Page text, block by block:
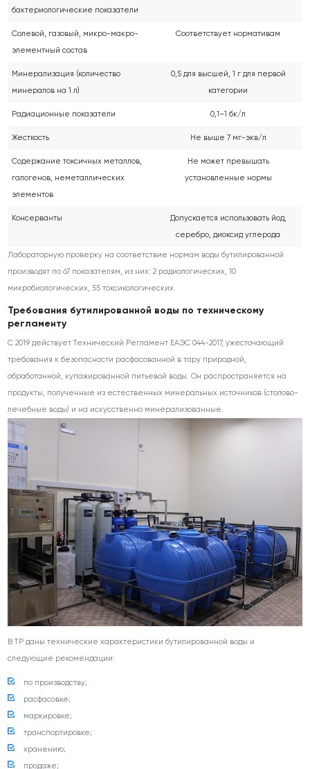
бактериологические показатели
Солевой, газовый, микро-макро-
элементный состав
Соответствует нормативам
Минерализация (количество
минералов на 1 л)
0,5 для высшей, 1 г для первой
категории
Радиационные показатели 0,1–1 бк/л
Жесткость Не выше 7 мг-экв/л
Содержание токсичных металлов,
галогенов, неметаллических
элементов
Не может превышать
установленные нормы
Консерванты
Допускается использовать йод,
серебро, диоксид углерода
Лабораторную проверку на соответствие нормам воды бутилированной
производят по 67 показателям, из них: 2 радиологических, 10
микробиологических, 55 токсикологических.
Требования бутилированной воды по техническому
регламенту
С 2019 действует Технический Регламент ЕАЭС 044-2017, ужесточающий
требования к безопасности расфасованной в тару природной,
обработанной, купажированной питьевой воды. Он распространяется на
продукты, полученные из естественных минеральных источников (столово-
лечебные воды) и на искусственно минерализованные.
В ТР даны технические характеристики бутилированной воды и
следующие рекомендации:
по производству;
расфасовке;
маркировке;
транспортировке;
хранению;
продаже;